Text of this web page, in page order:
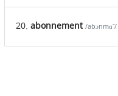
20. abonnement /abɔnmɑ̃ /